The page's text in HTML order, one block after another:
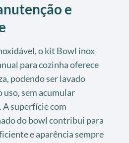
e
o kit Bowl inox
para cozinha oferece
podendo ser lavado
uso, sem acumular
A superfície com
do bowl contribui para
e aparência sempre